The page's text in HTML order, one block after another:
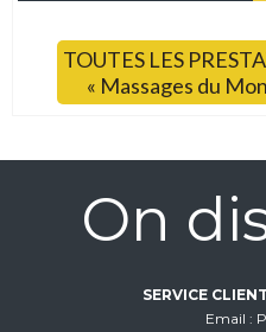
TOUTES LES
« Massages du
On
SERVICE
Email